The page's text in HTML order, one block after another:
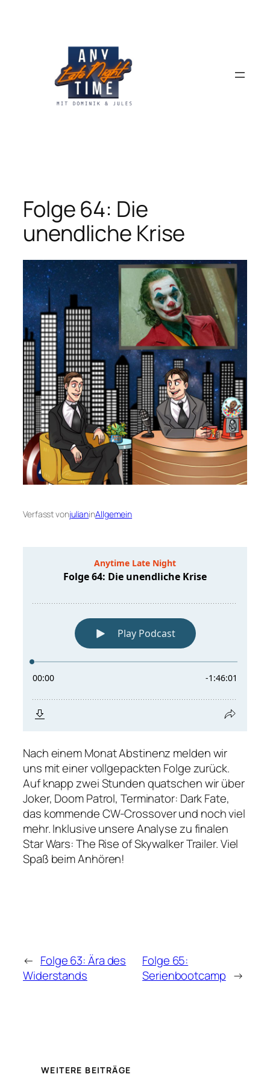
Folge 64: Die
unendliche Krise
Verfasst vonjulianinAllgemein
Nach einem Monat Abstinenz melden wir
uns mit einer vollgepackten Folge zurück.
Auf knapp zwei Stunden quatschen wir über
Joker, Doom Patrol, Terminator: Dark Fate,
das kommende CW-Crossover und noch viel
mehr. Inklusive unsere Analyse zu finalen
Star Wars: The Rise of Skywalker Trailer. Viel
Spaß beim Anhören!
← Folge 63: Ära des
Widerstands
Folge 65:
Serienbootcamp →
WEITERE BEITRÄGE